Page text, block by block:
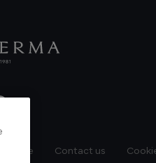
Contact us